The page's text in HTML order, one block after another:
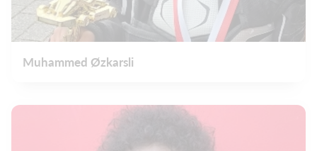
Muhammed Øzkarsli